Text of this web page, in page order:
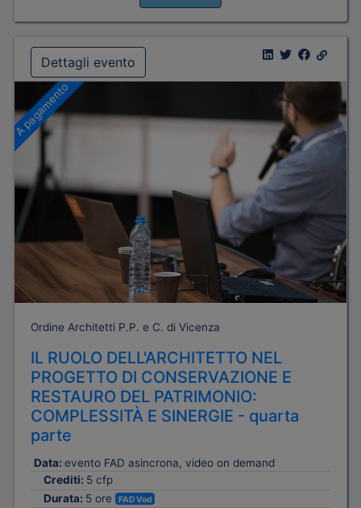
Dettagli evento
A pagamento
Ordine Architetti P.P. e C. di Vicenza
IL RUOLO DELL'ARCHITETTO NEL
PROGETTO DI CONSERVAZIONE E
RESTAURO DEL PATRIMONIO:
COMPLESSITÀ E SINERGIE - quarta
parte
Data: evento FAD asincrona, video on demand
Crediti: 5 cfp
Durata: 5 ore FAD Vod